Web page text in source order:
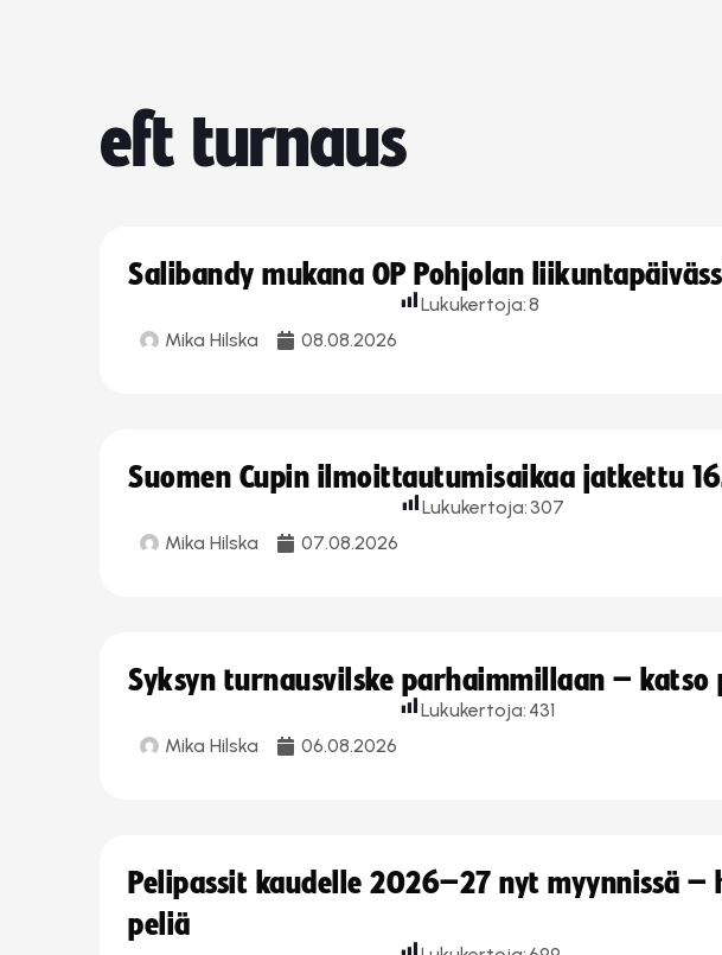
eft turnaus
Salibandy mukana OP Pohjolan
Mika Hilska 08.08.2026
Lukukertoja:8
Suomen Cupin ilmoittautumisaikaa jatkettu
Mika Hilska 07.08.2026
Lukukertoja: 307
Syksyn turnausvilske parhaimmillaan – katso
Mika Hilska 06.08.2026
Lukukertoja: 431
Pelipassit kaudelle 2026–27 nyt myynnissä –
peliä